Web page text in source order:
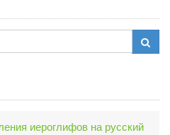
иероглифов на русский